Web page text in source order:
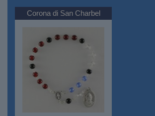
Corona di San Charbel